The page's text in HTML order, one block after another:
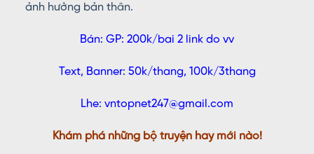
ảnh hưởng bản thân.
Bán: GP: 200k/bai 2 link do vv
Text, Banner: 50k/thang, 100k/3thang
Lhe: vntopnet247@gmail.com
Khám phá những bộ truyện hay mới nào!